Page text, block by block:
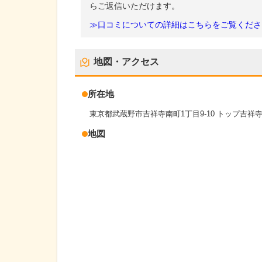
らご返信いただけます。
≫口コミについての詳細はこちらをご覧くださ
地図・アクセス
所在地
東京都武蔵野市吉祥寺南町1丁目9-10 トップ吉祥
地図